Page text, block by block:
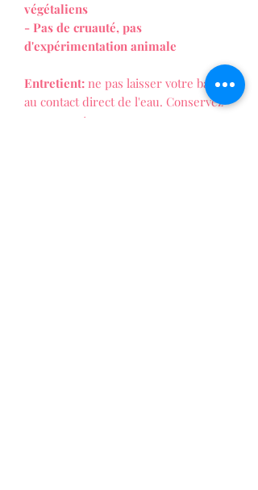
végétaliens
- Pas de cruauté, pas
d'expérimentation animale
Entretient: ne pas laisser votre barre
au contact direct de l'eau. Conservez
sur un porte-savon sec.